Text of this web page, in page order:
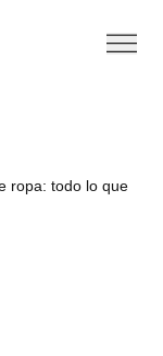
ropa: todo lo que